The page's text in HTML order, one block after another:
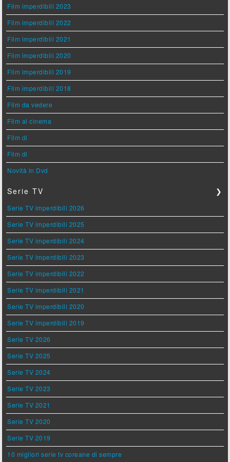
Film imperdibili 2023
Film imperdibili 2022
Film imperdibili 2021
Film imperdibili 2020
Film imperdibili 2019
Film imperdibili 2018
Film da vedere
Film al cinema
Film di
Film di
Novità in Dvd
Serie TV ❯
Serie TV imperdibili 2026
Serie TV imperdibili 2025
Serie TV imperdibili 2024
Serie TV imperdibili 2023
Serie TV imperdibili 2022
Serie TV imperdibili 2021
Serie TV imperdibili 2020
Serie TV imperdibili 2019
Serie TV 2026
Serie TV 2025
Serie TV 2024
Serie TV 2023
Serie TV 2021
Serie TV 2020
Serie TV 2019
10 migliori serie tv coreane di sempre